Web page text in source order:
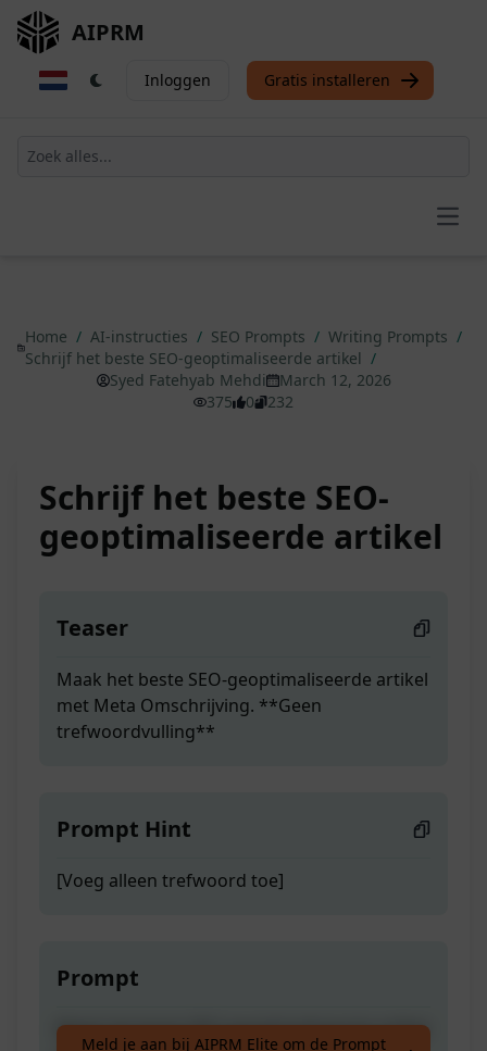
AIPRM
Inloggen Gratis installeren
Home / AI-instructies / SEO Prompts / Writing Prompts /
Schrijf het beste SEO-geoptimaliseerde artikel /
Syed Fatehyab Mehdi
March 12, 2026
375
0 232
Schrijf het beste SEO-
geoptimaliseerde artikel
Teaser
Maak het beste SEO-geoptimaliseerde artikel
met Meta Omschrijving. **Geen
trefwoordvulling**
Prompt Hint
[Voeg alleen trefwoord toe]
Prompt
Maak het beste SEO-geoptimaliseerde artikel
Meld je aan bij AIPRM Elite om de Prompt